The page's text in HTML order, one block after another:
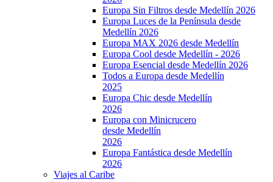
Europa Sin Filtros desde Medellín 2026
Europa Luces de la Península desde
Medellín 2026
Europa MAX 2026 desde Medellín
Europa Cool desde Medellín - 2026
Europa Esencial desde Medellín 2026
Todos a Europa desde Medellín
2025
Europa Chic desde Medellín
2026
Europa con Minicrucero
desde Medellín
2026
Europa Fantástica desde Medellín
2026
Viajes al Caribe